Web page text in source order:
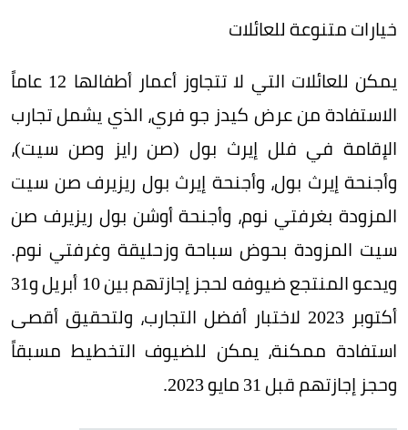
خيارات متنوعة للعائلات
يمكن للعائلات التي لا تتجاوز أعمار أطفالها 12 عاماً
الاستفادة من عرض كيدز جو فري، الذي يشمل تجارب
الإقامة في فلل إيرث بول (صن رايز وصن سيت)،
وأجنحة إيرث بول، وأجنحة إيرث بول ريزيرف صن سيت
المزودة بغرفتي نوم، وأجنحة أوشن بول ريزيرف صن
سيت المزودة بحوض سباحة وزحليقة وغرفتي نوم.
ويدعو المنتجع ضيوفه لحجز إجازتهم بين 10 أبريل و31
أكتوبر 2023 لاختبار أفضل التجارب، ولتحقيق أقصى
استفادة ممكنة، يمكن للضيوف التخطيط مسبقاً
وحجز إجازتهم قبل 31 مايو 2023.